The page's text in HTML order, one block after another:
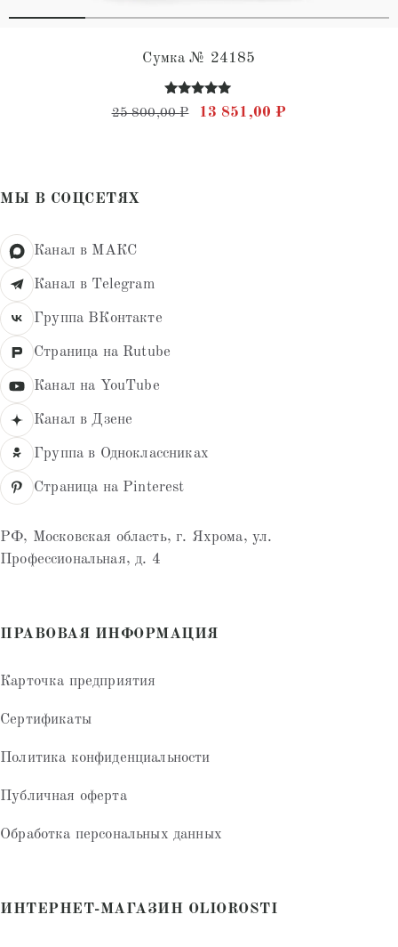
Сумка № 24185
Оценка
5.00
25 800,00₽ Первоначальная цена
13 851,00 ₽Текущая цена:
МЫ В СОЦСЕТЯХ
Канал в МАКС
Канал в Telegram
Группа ВКонтакте
Страница на Rutube
Канал на YouTube
Канал в Дзене
Группа в Одноклассниках
Страница на Pinterest
РФ, Московская область, г. Яхрома, ул.
Профессиональная, д. 4
ПРАВОВАЯ ИНФОРМАЦИЯ
Карточка предприятия
Сертификаты
Политика конфиденциальности
Публичная оферта
Обработка персональных данных
ИНТЕРНЕТ-МАГАЗИН OLIOROSTI